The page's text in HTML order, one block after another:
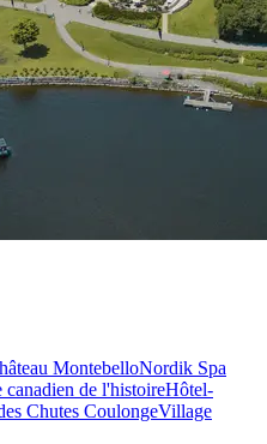
MontebelloNordik Spa
canadien de l'histoireHôtel-
Chutes CoulongeVillage